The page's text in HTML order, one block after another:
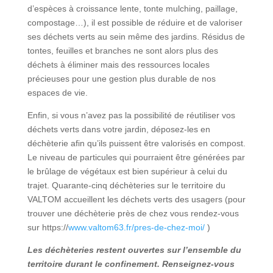
d’espèces à croissance lente, tonte mulching, paillage,
compostage…), il est possible de réduire et de valoriser
ses déchets verts au sein même des jardins. Résidus de
tontes, feuilles et branches ne sont alors plus des
déchets à éliminer mais des ressources locales
précieuses pour une gestion plus durable de nos
espaces de vie.
Enfin, si vous n’avez pas la possibilité de réutiliser vos
déchets verts dans votre jardin, déposez-les en
déchèterie afin qu’ils puissent être valorisés en compost.
Le niveau de particules qui pourraient être générées par
le brûlage de végétaux est bien supérieur à celui du
trajet. Quarante-cinq déchèteries sur le territoire du
VALTOM accueillent les déchets verts des usagers (pour
trouver une déchèterie près de chez vous rendez-vous
sur https://www.valtom63.fr/pres-de-chez-moi/ )
Les déchèteries restent ouvertes sur l’ensemble du
territoire durant le confinement. Renseignez-vous